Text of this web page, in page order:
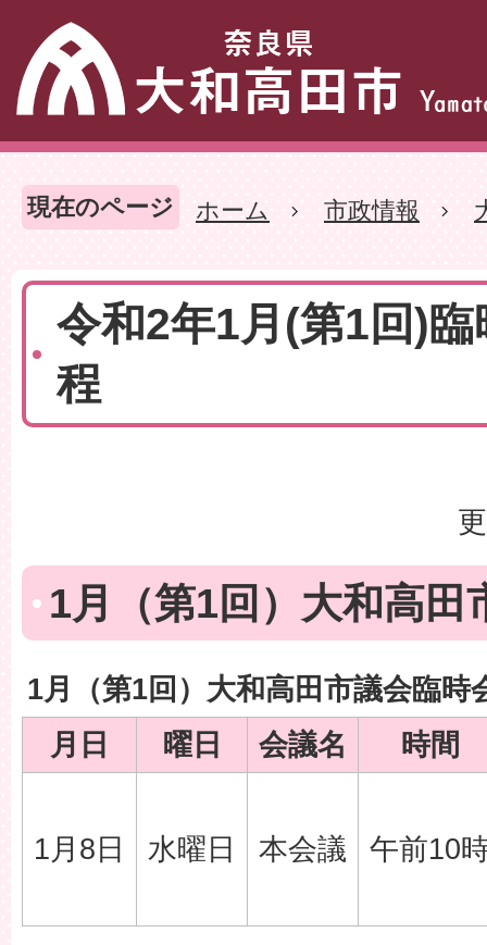
現在のページ ホーム 市政情報
令和2年1月(第1回)
程
1月（第1回）大和高田
1月（第1回）大和高田市議会臨時
月日
曜日 会議名 時間
1月8日 水曜日 本会議 午前10